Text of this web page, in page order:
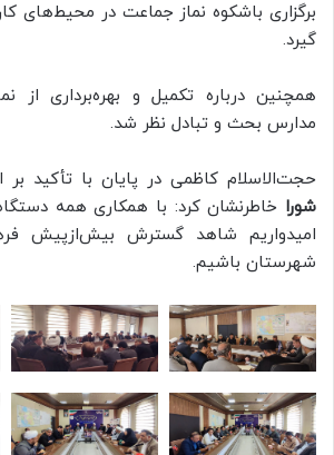
برگزاری باشکوه نماز جماعت در محیط‌های
گیرد.
همچنین درباره تکمیل و بهره‌برداری از
مدارس بحث و تبادل نظر شد.
حجت‌الاسلام کاظمی در پایان با تأکید
شورا خاطرنشان کرد: با همکاری همه
امیدواریم شاهد گسترش بیش‌ازپیش
شهرستان باشیم.